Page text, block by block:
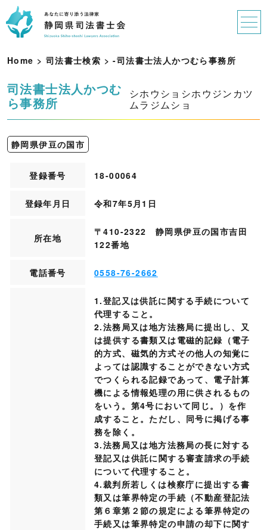
Home > 司法書士検索 >-司法書士法 人かつむら事務所
司法書士法人かつむ
ら事務所
シホウショシホウジンカツ
ムラジムショ
静岡県伊豆の国市
登録番号 18-00064
登録年月日 令和7年5月1日
所在地
〒410-2322 静岡県伊豆の国市吉田
122番地
電話番号 0558-76-2662
1.登記又は供託に関する手続について
代理すること。
2.法務局又は地方法務局に提出し、又
は提供する書類又は電磁的記録（電子
的方式、磁気的方式その他人の知覚に
よっては認識することができない方式
でつくられる記録であって、電子計算
機による情報処理の用に供されるもの
をいう。第4号において同じ。）を作
成すること。ただし、同号に掲げる事
務を除く。
3.法務局又は地方法務局の長に対する
登記又は供託に関する審査請求の手続
について代理すること。
4.裁判所若しくは検察庁に提出する書
類又は筆界特定の手続（不動産登記法
第６章第２節の規定による筆界特定の
手続又は筆界特定の申請の却下に関す